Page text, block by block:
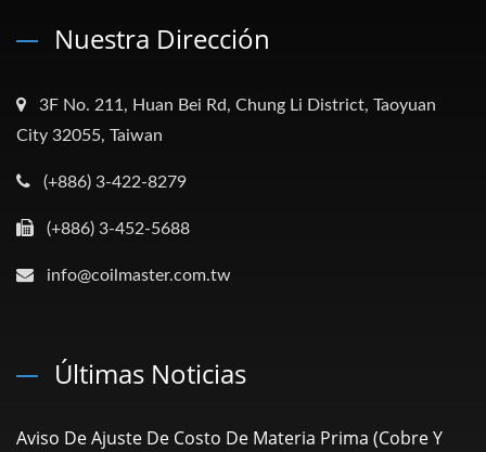
Nuestra Dirección
3F No. 211, Huan Bei Rd, Chung Li District, Taoyuan
City 32055, Taiwan
(+886) 3-422-8279
(+886) 3-452-5688
info@coilmaster.com.tw
Últimas Noticias
Aviso De Ajuste De Costo De Materia Prima (Cobre Y